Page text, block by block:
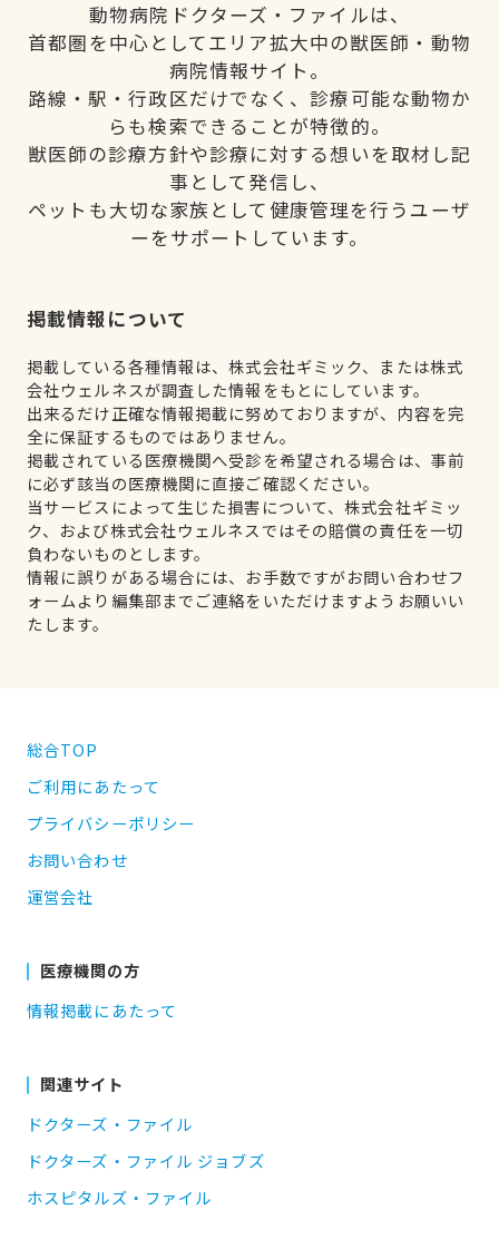
動物病院ドクターズ・ファイルは、
首都圏を中心としてエリア拡大中の獣医師・動物
病院情報サイト。
路線・駅・行政区だけでなく、診療可能な動物か
らも検索できることが特徴的。
獣医師の診療方針や診療に対する想いを取材し記
事として発信し、
ペットも大切な家族として健康管理を行うユーザ
ーをサポートしています。
掲載情報について
掲載している各種情報は、株式会社ギミック、または株式
会社ウェルネスが調査した情報をもとにしています。
出来るだけ正確な情報掲載に努めておりますが、内容を完
全に保証するものではありません。
掲載されている医療機関へ受診を希望される場合は、事前
に必ず該当の医療機関に直接ご確認ください。
当サービスによって生じた損害について、株式会社ギミッ
ク、および株式会社ウェルネスではその賠償の責任を一切
負わないものとします。
情報に誤りがある場合には、お手数ですがお問い合わせフ
ォームより編集部までご連絡をいただけますようお願いい
たします。
総合TOP
ご利用にあたって
プライバシーポリシー
お問い合わせ
運営会社
医療機関の方
情報掲載にあたって
関連サイト
ドクターズ・ファイル
ドクターズ・ファイル ジョブズ
ホスピタルズ・ファイル